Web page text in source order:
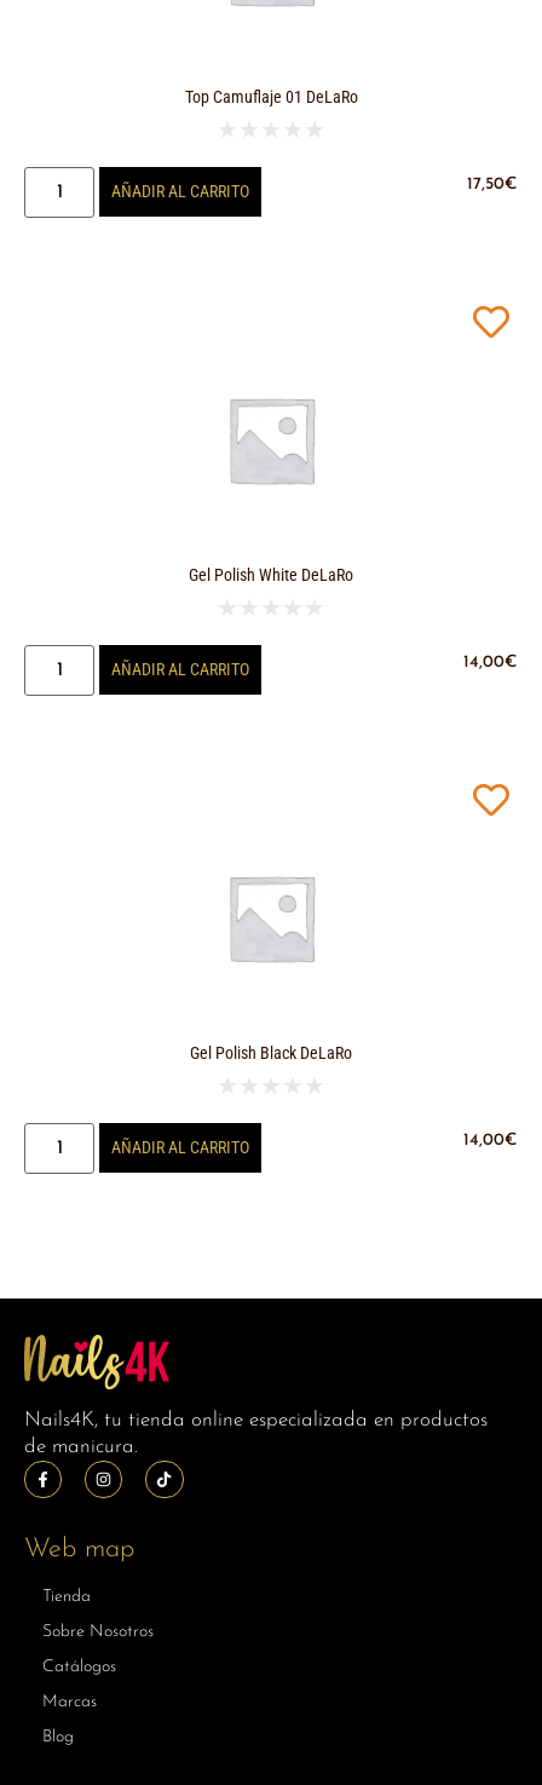
Top Camuflaje 01 DeLaRo
★ ★ ★ ★ ★
17,50€
AÑADIR AL CARRITO
Gel Polish White DeLaRo
★ ★ ★ ★ ★
14,00€
AÑADIR AL CARRITO
Gel Polish Black DeLaRo
★ ★ ★ ★ ★
14,00€
AÑADIR AL CARRITO
Nails4K, tu tienda online especializada en productos
de manicura.
Web map
Tienda
Sobre Nosotros
Catálogos
Marcas
Blog